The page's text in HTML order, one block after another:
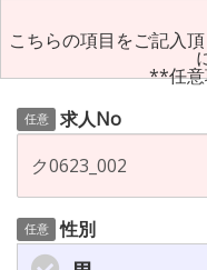
こちらの項目をご記入
**任意
任意 求人No
任意 性別